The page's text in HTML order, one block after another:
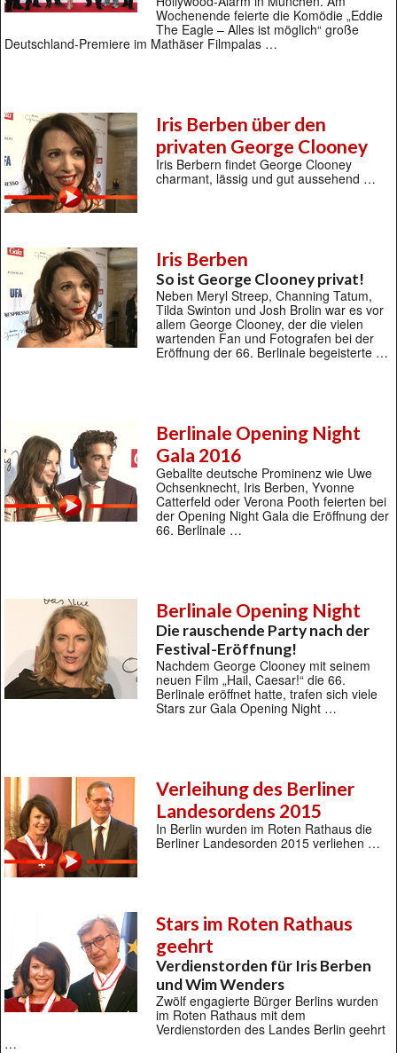
Wochenende feierte die Komödie „Eddie
The Eagle – Alles ist möglich“ große
Deutschland-Premiere im Mathäser Filmpalas …
Iris Berben über den
privaten George Clooney
Iris Berbern findet George Clooney
charmant, lässig und gut aussehend …
Iris Berben
So ist George Clooney privat!
Neben Meryl Streep, Channing Tatum,
Tilda Swinton und Josh Brolin war es vor
allem George Clooney, der die vielen
wartenden Fan und Fotografen bei der
Eröffnung der 66. Berlinale begeisterte …
Berlinale Opening Night
Gala 2016
Geballte deutsche Prominenz wie Uwe
Ochsenknecht, Iris Berben, Yvonne
Catterfeld oder Verona Pooth feierten bei
der Opening Night Gala die Eröffnung der
66. Berlinale …
Berlinale Opening Night
Die rauschende Party nach der
Festival-Eröffnung!
Nachdem George Clooney mit seinem
neuen Film „Hail, Caesar!“ die 66.
Berlinale eröffnet hatte, trafen sich viele
Stars zur Gala Opening Night …
Verleihung des Berliner
Landesordens 2015
In Berlin wurden im Roten Rathaus die
Berliner Landesorden 2015 verliehen …
Stars im Roten Rathaus
geehrt
Verdienstorden für Iris Berben
und Wim Wenders
Zwölf engagierte Bürger Berlins wurden
im Roten Rathaus mit dem
Verdienstorden des Landes Berlin geehrt
…